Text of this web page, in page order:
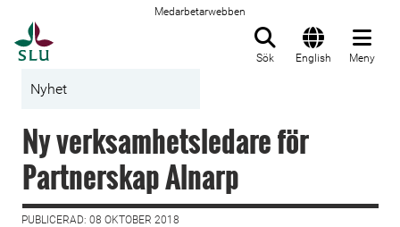
Medarbetarwebben
Sök English Meny
Nyhet
Ny verksamhetsledare för
Partnerskap Alnarp
PUBLICERAD: 08 OKTOBER 2018